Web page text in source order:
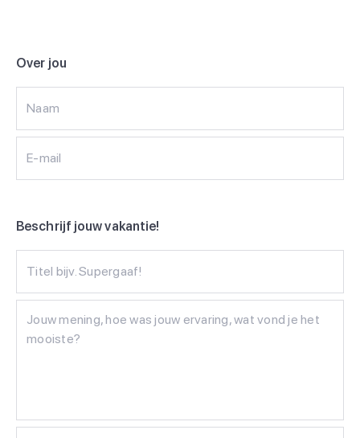
Over jou
Naam
E-mail
Beschrijf jouw vakantie!
Titel bijv. Supergaaf!